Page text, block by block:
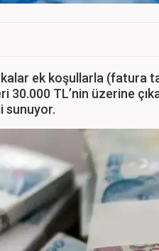
ek koşullarla (fatura
30.000 TL’nin üzerine
sunuyor.